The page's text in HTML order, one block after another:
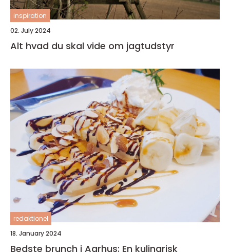
inspiration
02. July 2024
Alt hvad du skal vide om jagtudstyr
redaktionel
18. January 2024
Bedste brunch i Aarhus: En kulinarisk